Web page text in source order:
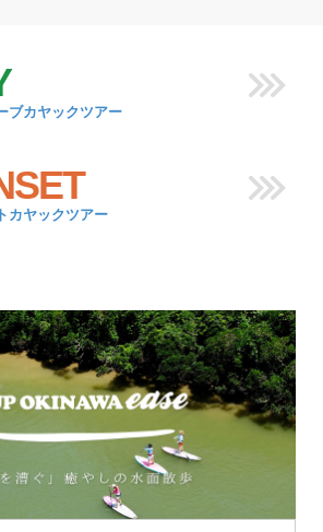
ブカヤックツアー
カヤックツアー